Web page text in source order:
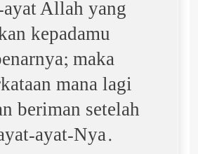
Allah yang
kepadamu
maka
mana lagi
beriman setelah
ayat-Nya.